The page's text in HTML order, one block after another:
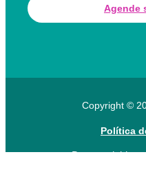
Agende
Copyright ©
Política
Desenvolvido